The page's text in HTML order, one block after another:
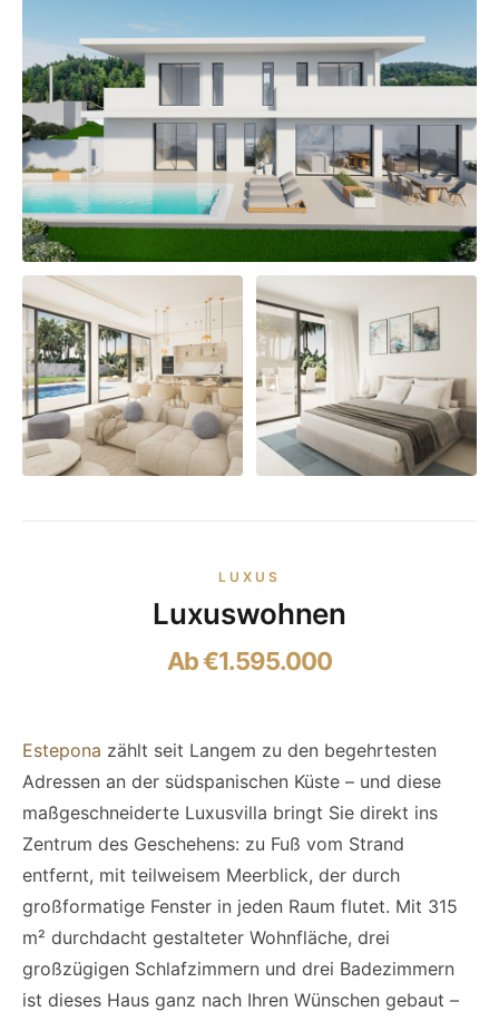
LUXUS
Luxuswohnen
Ab €1.595.000
Estepona zählt seit Langem zu den begehrtesten
Adressen an der südspanischen Küste – und diese
maßgeschneiderte Luxusvilla bringt Sie direkt ins
Zentrum des Geschehens: zu Fuß vom Strand
entfernt, mit teilweisem Meerblick, der durch
großformatige Fenster in jeden Raum flutet. Mit 315
m² durchdacht gestalteter Wohnfläche, drei
großzügigen Schlafzimmern und drei Badezimmern
ist dieses Haus ganz nach Ihren Wünschen gebaut –